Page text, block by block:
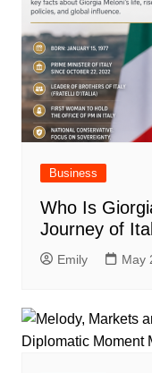
Business
Who Is
Journey of
Emily May